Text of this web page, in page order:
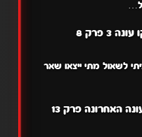
3 פרק 8
לשאול מתי ייצאו שאר
גולדן קמואי העונה האחרונה פרק 13